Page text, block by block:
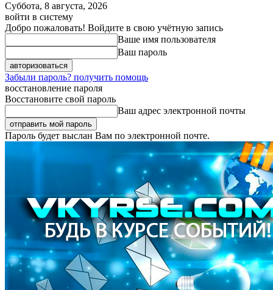
Суббота, 8 августа, 2026
войти в систему
Добро пожаловать! Войдите в свою учётную запись
Ваше имя пользователя
Ваш пароль
Забыли пароль? получить помощь
восстановление пароля
Восстановите свой пароль
Ваш адрес электронной почты
Пароль будет выслан Вам по электронной почте.